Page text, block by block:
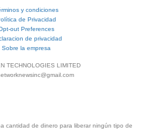
y condiciones
de Privacidad
out Preferences
de privacidad
Sobre la empresa
TECHNOLOGIES LIMITED
cantidad de dinero para liberar ningún tipo de